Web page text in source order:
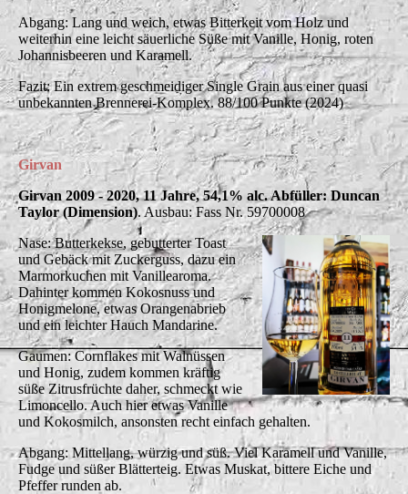
Abgang: Lang und weich, etwas Bitterkeit vom Holz und
weiterhin eine leicht säuerliche Süße mit Vanille, Honig, roten
Johannisbeeren und Karamell.
Fazit: Ein extrem geschmeidiger Single Grain aus einer quasi
unbekannten Brennerei-Komplex. 88/100 Punkte (2024)
Girvan
Girvan 2009 - 2020, 11 Jahre, 54,1% alc. Abfüller: Duncan
Taylor (Dimension). Ausbau: Fass Nr. 59700008
Nase: Butterkekse, gebutterter Toast
und Gebäck mit Zuckerguss, dazu ein
Marmorkuchen mit Vanillearoma.
Dahinter kommen Kokosnuss und
Honigmelone, etwas Orangenabrieb
und ein leichter Hauch Mandarine.
Gaumen: Cornflakes mit Walnüssen
und Honig, zudem kommen kräftig
süße Zitrusfrüchte daher, schmeckt wie
Limoncello. Auch hier etwas Vanille
und Kokosmilch, ansonsten recht einfach gehalten.
Abgang: Mittellang, würzig und süß. Viel Karamell und Vanille,
Fudge und süßer Blätterteig. Etwas Muskat, bittere Eiche und
Pfeffer runden ab.